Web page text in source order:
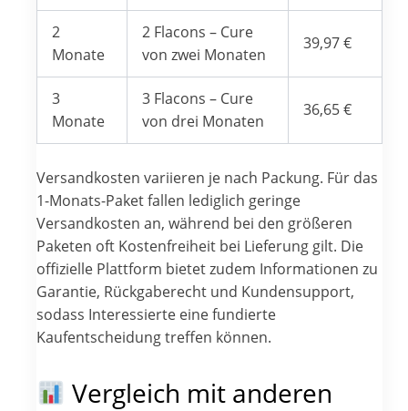
2
Monate
2 Flacons – Cure
von zwei Monaten
39,97 €
3
Monate
3 Flacons – Cure
von drei Monaten
36,65 €
Versandkosten variieren je nach Packung. Für das
1-Monats-Paket fallen lediglich geringe
Versandkosten an, während bei den größeren
Paketen oft Kostenfreiheit bei Lieferung gilt. Die
offizielle Plattform bietet zudem Informationen zu
Garantie, Rückgaberecht und Kundensupport,
sodass Interessierte eine fundierte
Kaufentscheidung treffen können.
Vergleich mit anderen